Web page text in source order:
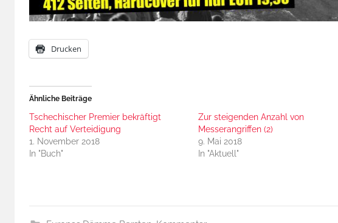
Drucken
Ähnliche Beiträge
Tschechischer Premier bekräftigt
Recht auf Verteidigung
1. November 2018
In "Buch"
Zur steigenden Anzahl von
Messerangriffen (2)
9. Mai 2018
In "Aktuell"